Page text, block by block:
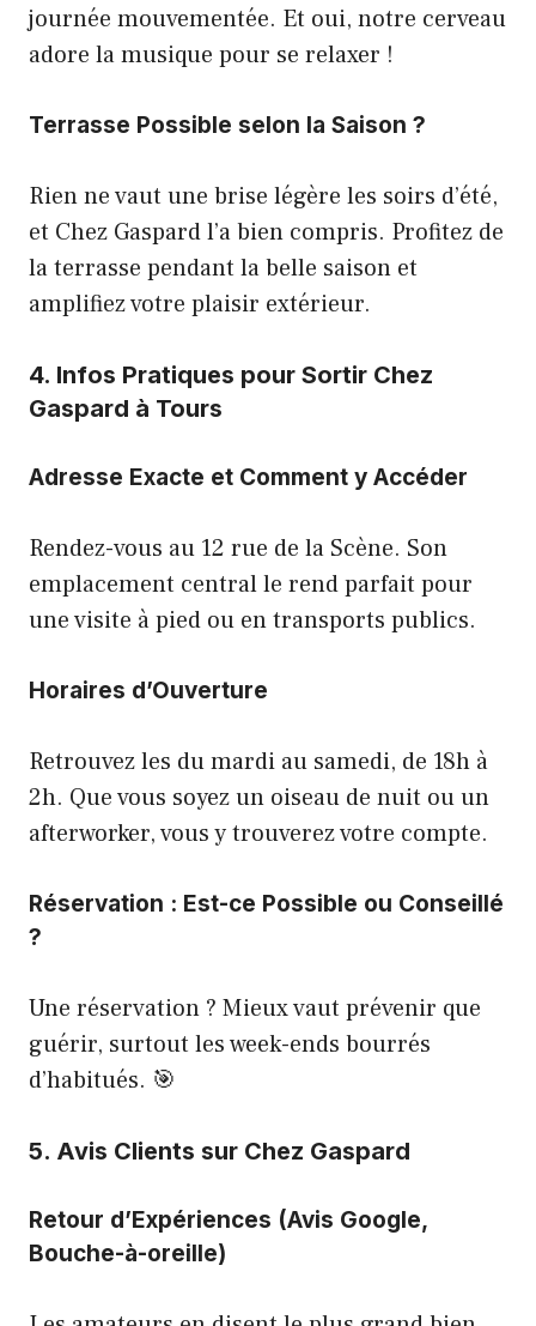
journée mouvementée. Et oui, notre cerveau
adore la musique pour se relaxer !
Terrasse Possible selon la Saison ?
Rien ne vaut une brise légère les soirs d’été,
et Chez Gaspard l’a bien compris. Profitez de
la terrasse pendant la belle saison et
amplifiez votre plaisir extérieur.
4. Infos Pratiques pour Sortir Chez
Gaspard à Tours
Adresse Exacte et Comment y Accéder
Rendez-vous au 12 rue de la Scène. Son
emplacement central le rend parfait pour
une visite à pied ou en transports publics.
Horaires d’Ouverture
Retrouvez les du mardi au samedi, de 18h à
2h. Que vous soyez un oiseau de nuit ou un
afterworker, vous y trouverez votre compte.
Réservation : Est-ce Possible ou Conseillé
?
Une réservation ? Mieux vaut prévenir que
guérir, surtout les week-ends bourrés
d’habitués. 🎯
5. Avis Clients sur Chez Gaspard
Retour d’Expériences (Avis Google,
Bouche-à-oreille)